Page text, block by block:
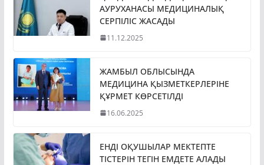
АУРУХАНАСЫ МЕДИЦИНАЛЫҚ
СЕРПІЛІС ЖАСАДЫ
11.12.2025
ЖАМБЫЛ ОБЛЫСЫНДА
МЕДИЦИНА ҚЫЗМЕТКЕРЛЕРІНЕ
ҚҰРМЕТ КӨРСЕТІЛДІ
16.06.2025
ЕНДІ ОҚУШЫЛАР МЕКТЕПТЕ
ТІСТЕРІН ТЕГІН ЕМДЕТЕ АЛАДЫ